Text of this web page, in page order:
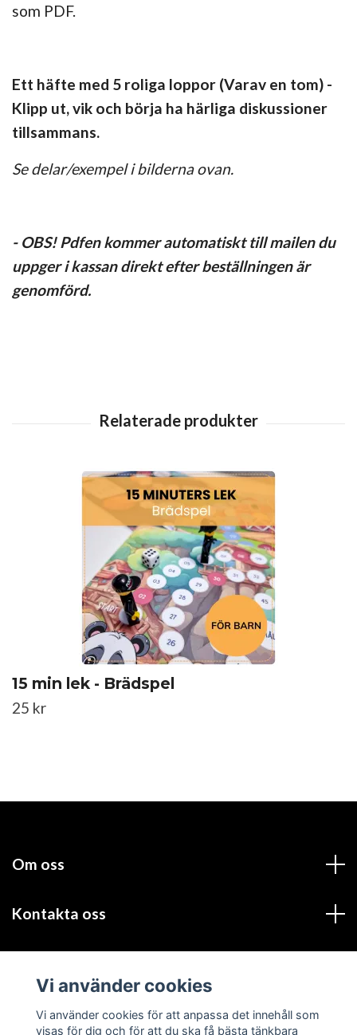
som PDF.
Ett häfte med 5 roliga loppor (Varav en tom) -
Klipp ut, vik och börja ha härliga diskussioner
tillsammans.
Se delar/exempel i bilderna ovan.
- OBS! Pdfen kommer automatiskt till mailen du
uppger i kassan direkt efter beställningen är
genomförd.
15 min lek - Brädspel
25 kr
Om oss
Kontakta oss
Sociala medier
Vi använder cookies
Vi använder cookies för att anpassa det innehåll som
visas för dig och för att du ska få bästa tänkbara